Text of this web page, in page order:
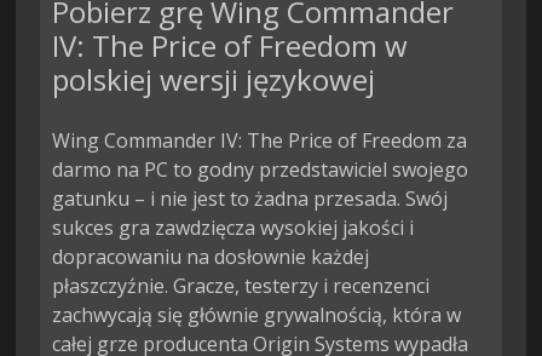
Pobierz grę Wing Commander
IV: The Price of Freedom w
polskiej wersji językowej
Wing Commander IV: The Price of Freedom za
darmo na PC to godny przedstawiciel swojego
gatunku – i nie jest to żadna przesada. Swój
sukces gra zawdzięcza wysokiej jakości i
dopracowaniu na dosłownie każdej
płaszczyźnie. Gracze, testerzy i recenzenci
zachwycają się głównie grywalnością, która w
całej grze producenta Origin Systems wypadła